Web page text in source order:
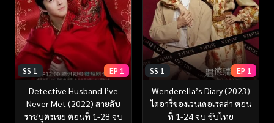
SS 1 EP 1
Detective Husband I’ve
Never Met (2022) สายลับ
ราชบุตรเขย ตอนที่ 1-28 จบ
SS 1 EP 1
Wenderella’s Diary (2023)
ไดอารี่ของเวนเดอเรลล่า ตอน
ที่ 1-24 จบ ซับไทย